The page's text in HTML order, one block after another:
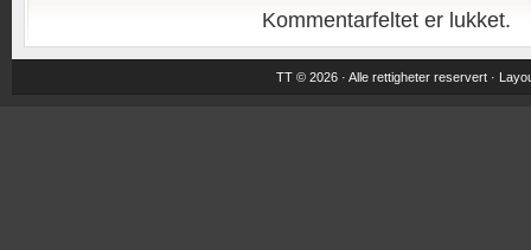
Kommentarfeltet er lukket.
TT © 2026 · Alle rettigheter reservert ·